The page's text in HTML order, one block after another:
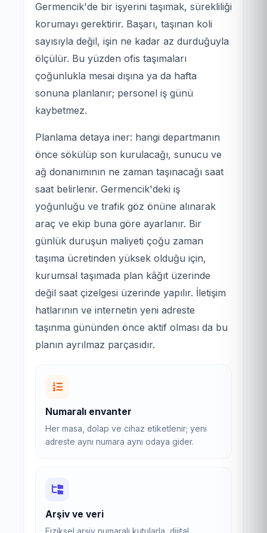
Germencik'de bir işyerini taşımak, sürekliliği
korumayı gerektirir. Başarı, taşınan koli
sayısıyla değil, işin ne kadar az durduğuyla
ölçülür. Bu yüzden ofis taşımaları
çoğunlukla mesai dışına ya da hafta
sonuna planlanır; personel iş günü
kaybetmez.
Planlama detaya iner: hangi departmanın
önce sökülüp son kurulacağı, sunucu ve
ağ donanımının ne zaman taşınacağı saat
saat belirlenir. Germencik'deki iş
yoğunluğu ve trafik göz önüne alınarak
araç ve ekip buna göre ayarlanır. Bir
günlük duruşun maliyeti çoğu zaman
taşıma ücretinden yüksek olduğu için,
kurumsal taşımada plan kâğıt üzerinde
değil saat çizelgesi üzerinde yapılır. İletişim
hatlarının ve internetin yeni adreste
taşınma gününden önce aktif olması da bu
planın ayrılmaz parçasıdır.
Numaralı envanter
Her masa, dolap ve cihaz etiketlenir; yeni
adreste aynı numara aynı odaya gider.
Arşiv ve veri